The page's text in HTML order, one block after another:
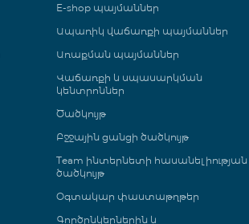
E-shop պայմաններ
Ապառիկ վաճառքի պայմաններ
Առաքման պայմաններ
Վաճառքի և սպասարկման
կենտրոններ
Ծածկույթ
Բջջային ցանցի ծածկույթ
Team ինտերնետի հասանելիության
ծածկույթ
Օգտակար փաստաթղթեր
Գործընկերներին և